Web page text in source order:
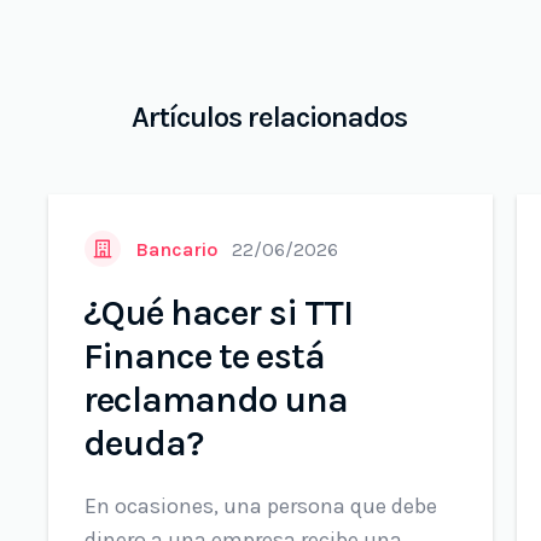
Artículos relacionados
Bancario 22/06/2026
¿Qué hacer si TTI
Finance te está
reclamando una
deuda?
En ocasiones, una persona que debe